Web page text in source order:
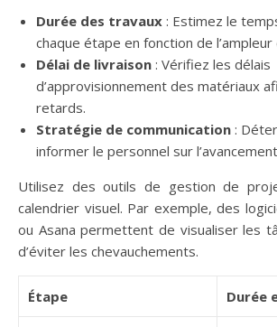
Durée des travaux : Estimez le
chaque étape en fonction de
Délai de livraison : Vérifiez les délais
d’approvisionnement des matériaux
retards.
Stratégie de communication :
informer le personnel sur
Utilisez des outils de gestion de
calendrier visuel. Par exemple, des
ou Asana permettent de visualiser les
d’éviter les chevauchements.
Étape Durée